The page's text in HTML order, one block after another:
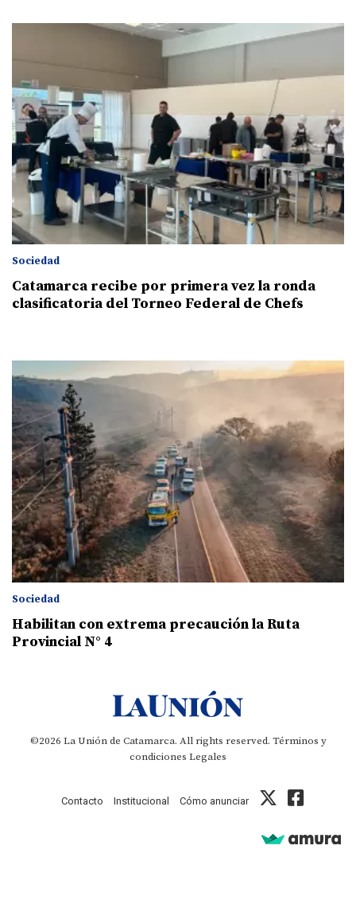
Sociedad
Catamarca recibe por primera vez la ronda
clasificatoria del Torneo Federal de Chefs
Sociedad
Habilitan con extrema precaución la Ruta
Provincial N° 4
©2026 La Unión de Catamarca. All rights reserved. Términos y
condiciones Legales
Contacto Institucional Cómo anunciar